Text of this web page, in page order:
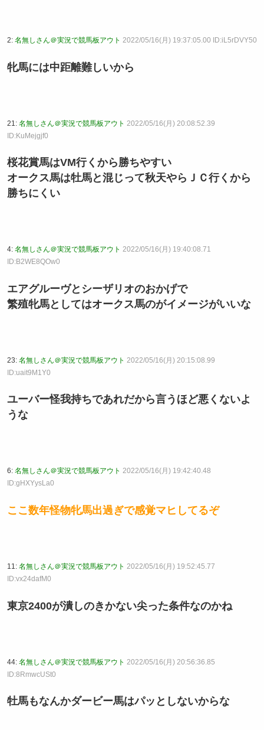
2: 名無しさん＠実況で競馬板アウト 2022/05/16(月) 19:37:05.00 ID:iL5rDVY50
牝馬には中距離難しいから
21: 名無しさん＠実況で競馬板アウト 2022/05/16(月) 20:08:52.39
ID:KuMejgjf0
桜花賞馬はVM行くから勝ちやすい
オークス馬は牡馬と混じって秋天やらＪＣ行くから
勝ちにくい
4: 名無しさん＠実況で競馬板アウト 2022/05/16(月) 19:40:08.71
ID:B2WE8QOw0
エアグルーヴとシーザリオのおかげで
繁殖牝馬としてはオークス馬のがイメージがいいな
23: 名無しさん＠実況で競馬板アウト 2022/05/16(月) 20:15:08.99
ID:uait9M1Y0
ユーバー怪我持ちであれだから言うほど悪くないよ
うな
6: 名無しさん＠実況で競馬板アウト 2022/05/16(月) 19:42:40.48
ID:gHXYysLa0
ここ数年怪物牝馬出過ぎで感覚マヒしてるぞ
11: 名無しさん＠実況で競馬板アウト 2022/05/16(月) 19:52:45.77
ID:vx24dafM0
東京2400が潰しのきかない尖った条件なのかね
44: 名無しさん＠実況で競馬板アウト 2022/05/16(月) 20:56:36.85
ID:8RmwcUSt0
牡馬もなんかダービー馬はパッとしないからな